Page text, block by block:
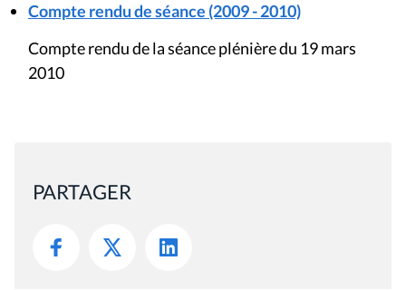
Compte rendu de séance (2009 - 2010)
Compte rendu de la séance plénière du 19 mars
2010
PARTAGER